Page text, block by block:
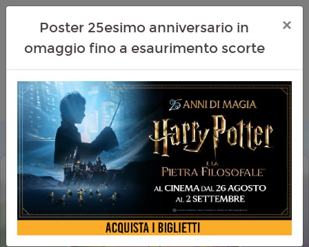
TOY STORY 5
Poster 25esimo anniversario in
omaggio fino a esaurimento scorte
×